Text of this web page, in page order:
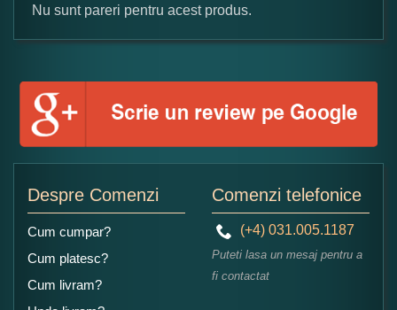
Formular pareri client
Numele dumneavoastra:
Nu sunt pareri pentru acest produs.
Despre Comenzi
Cum cumpar?
Cum platesc?
Cum livram?
Comenzi telefonice
(+4) 031.005.1187
Puteti lasa un mesaj pentru a
fi contactat